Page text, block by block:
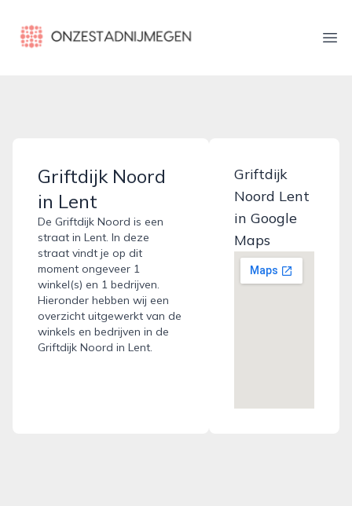
onzestadnijmegen.nl
Griftdijk Noord
in Lent
De Griftdijk Noord is een
straat in Lent. In deze
straat vindt je op dit
moment ongeveer 1
winkel(s) en 1 bedrijven.
Hieronder hebben wij een
overzicht uitgewerkt van de
winkels en bedrijven in de
Griftdijk Noord in Lent.
Griftdijk
Noord Lent
in Google
Maps